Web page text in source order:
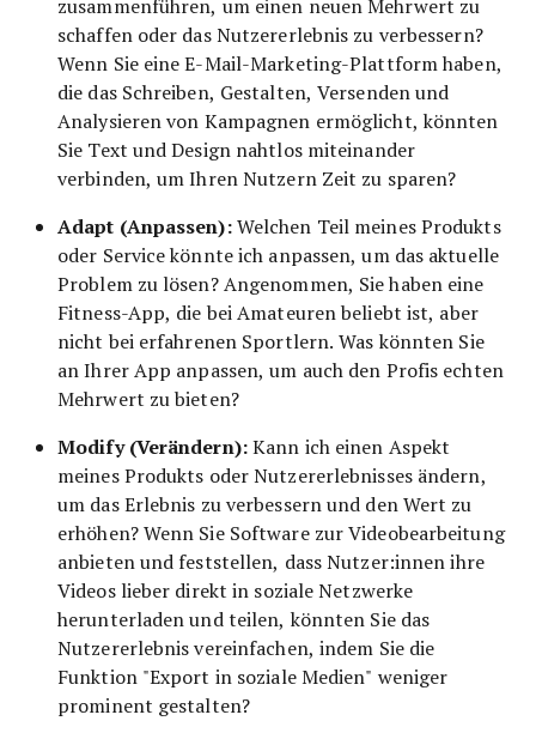
zusammenführen, um einen neuen Mehrwert zu
schaffen oder das Nutzererlebnis zu verbessern?
Wenn Sie eine E-Mail-Marketing-Plattform haben,
die das Schreiben, Gestalten, Versenden und
Analysieren von Kampagnen ermöglicht, könnten
Sie Text und Design nahtlos miteinander
verbinden, um Ihren Nutzern Zeit zu sparen?
Adapt (Anpassen):Welchen Teil meines Produkts
oder Service könnte ich anpassen, um das aktuelle
Problem zu lösen? Angenommen, Sie haben eine
Fitness-App, die bei Amateuren beliebt ist, aber
nicht bei erfahrenen Sportlern. Was könnten Sie
an Ihrer App anpassen, um auch den Profis echten
Mehrwert zu bieten?
Modify (Verändern):Kann ich einen Aspekt
meines Produkts oder Nutzererlebnisses ändern,
um das Erlebnis zu verbessern und den Wert zu
erhöhen? Wenn Sie Software zur Videobearbeitung
anbieten und feststellen, dass Nutzer:innen ihre
Videos lieber direkt in soziale Netzwerke
herunterladen und teilen, könnten Sie das
Nutzererlebnis vereinfachen, indem Sie die
Funktion "Export in soziale Medien" weniger
prominent gestalten?